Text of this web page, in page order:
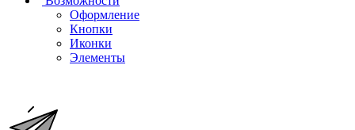
Оформление
Кнопки
Иконки
Элементы